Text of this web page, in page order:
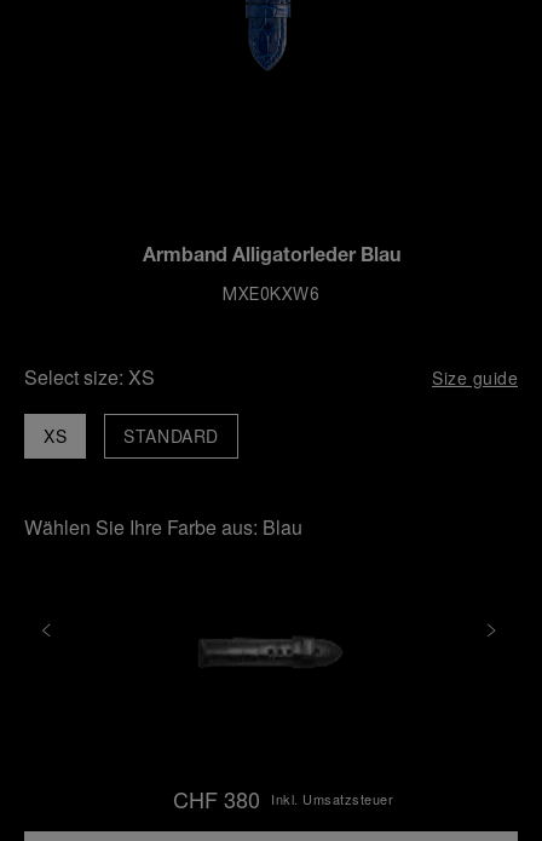
Armband Alligatorleder Blau
MXE0KXW6
Select size: XS Size guide
XS STANDARD
Wählen Sie Ihre Farbe aus: Blau
CHF 380 Inkl. Umsatzsteuer